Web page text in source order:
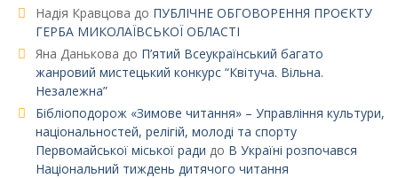
Надія Кравцова до ПУБЛІЧНЕ ОБГОВОРЕННЯ ПРОЄКТУ
ГЕРБА МИКОЛАЇВСЬКОЇ ОБЛАСТІ
Яна Данькова до П’ятий Всеукраїнський багато
жанровий мистецький конкурс “Квітуча. Вільна.
Незалежна”
Бібліоподорож «Зимове читання» – Управління культури,
національностей, релігій, молоді та спорту
Первомайської міської ради до В Україні розпочався
Національний тиждень дитячого читання